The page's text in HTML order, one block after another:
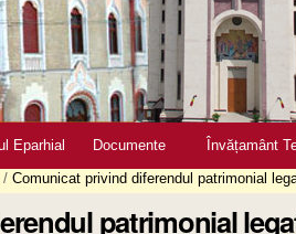
Eparhial Documente Învățamânt
/ Comunicat privind diferendul patrimonial
patrimonial